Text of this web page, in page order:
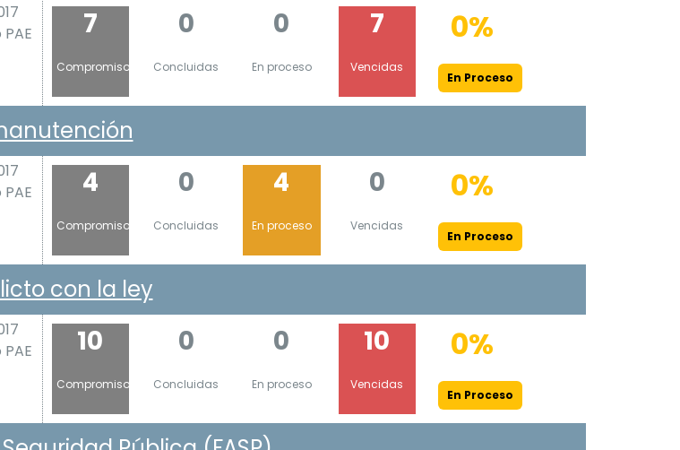
7
Compromiso
0
Concluidas
0
En proceso
7
Vencidas
0%
En Proceso
4
Compromiso
0
Concluidas
4
En proceso
0
Vencidas
0%
En Proceso
con la ley
10
Compromiso
0
Concluidas
0
En proceso
10
Vencidas
0%
En Proceso